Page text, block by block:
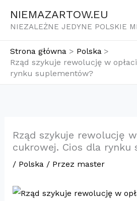
NIEMAZARTOW.EU
NIEZALEŻNE JEDYNE POLSKIE
Strona główna
Polska
Rząd szykuje rewolucję w
rynku suplementów?
Rząd szykuje rewolucję
cukrowej. Cios dla rynku
/ Polska/ Przez master